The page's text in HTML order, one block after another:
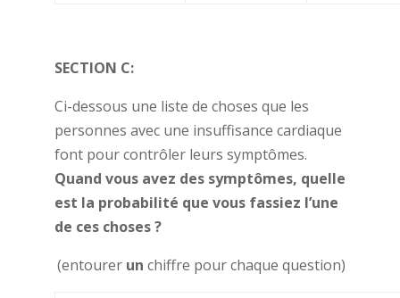
SECTION C:
Ci-dessous une liste de choses que les
personnes avec une insuffisance cardiaque
font pour contrôler leurs symptômes.
Quand vous avez des symptômes, quelle
est la probabilité que vous fassiez l’une
de ces choses ?
(entourer un chiffre pour chaque question)